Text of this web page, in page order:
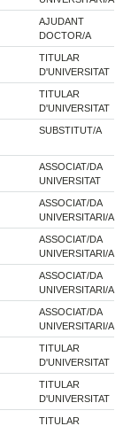
AJUDANT
DOCTOR/A
TITULAR
D'UNIVERSITAT
TITULAR
D'UNIVERSITAT
SUBSTITUT/A
ASSOCIAT/DA
UNIVERSITAT
ASSOCIAT/DA
UNIVERSITARI/A
ASSOCIAT/DA
UNIVERSITARI/A
ASSOCIAT/DA
UNIVERSITARI/A
ASSOCIAT/DA
UNIVERSITARI/A
TITULAR
D'UNIVERSITAT
TITULAR
D'UNIVERSITAT
TITULAR